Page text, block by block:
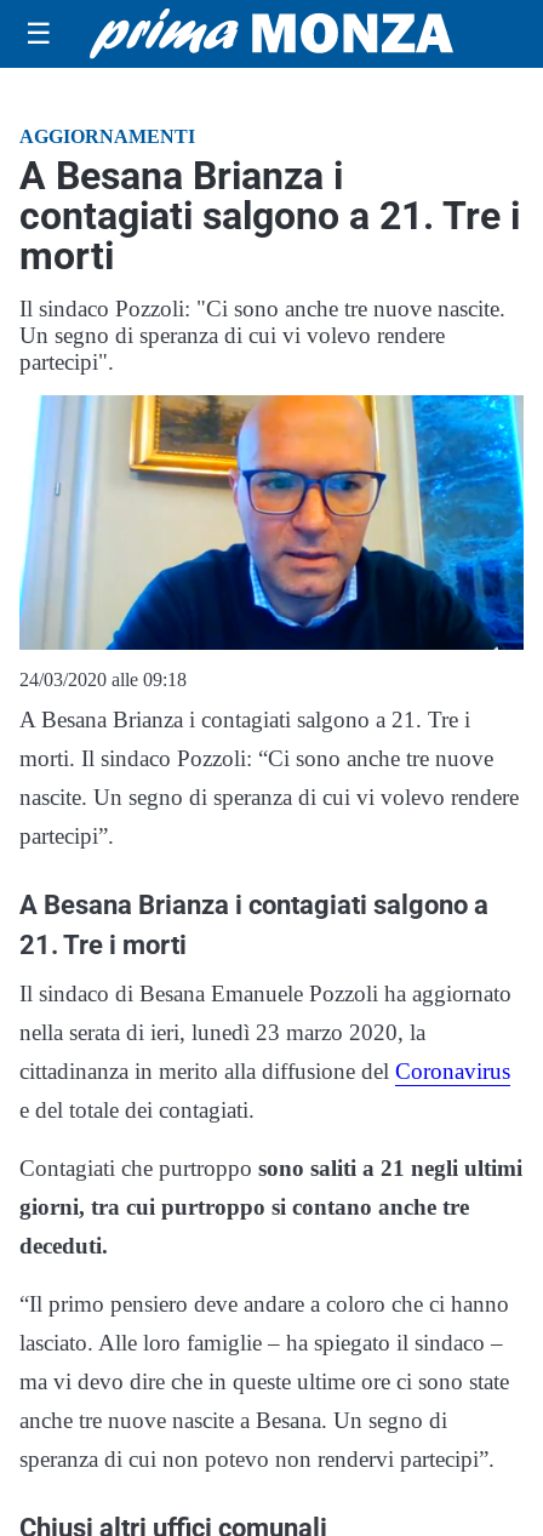
☰
AGGIORNAMENTI
A Besana Brianza i
contagiati salgono a 21. Tre i
morti
Il sindaco Pozzoli: "Ci sono anche tre nuove nascite.
Un segno di speranza di cui vi volevo rendere
partecipi".
24/03/2020 alle 09:18
A Besana Brianza i contagiati salgono a 21. Tre i
morti. Il sindaco Pozzoli: “Ci sono anche tre nuove
nascite. Un segno di speranza di cui vi volevo rendere
partecipi”.
A Besana Brianza i contagiati salgono a
21. Tre i morti
Il sindaco di Besana Emanuele Pozzoli ha aggiornato
nella serata di ieri, lunedì 23 marzo 2020, la
cittadinanza in merito alla diffusione del Coronavirus
e del totale dei contagiati.
Contagiati che purtroppo sono saliti a 21 negli ultimi
giorni, tra cui purtroppo si contano anche tre
deceduti.
“Il primo pensiero deve andare a coloro che ci hanno
lasciato. Alle loro famiglie – ha spiegato il sindaco –
ma vi devo dire che in queste ultime ore ci sono state
anche tre nuove nascite a Besana. Un segno di
speranza di cui non potevo non rendervi partecipi”.
Chiusi altri uffici comunali